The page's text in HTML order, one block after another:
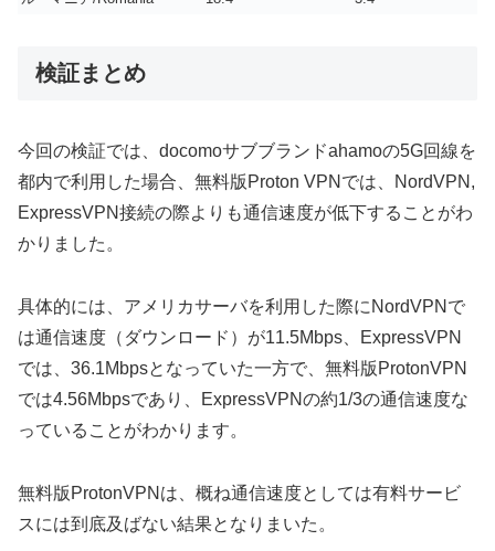
検証まとめ
今回の検証では、docomoサブブランドahamoの5G回線を
都内で利用した場合、無料版Proton VPNでは、NordVPN,
ExpressVPN接続の際よりも通信速度が低下することがわ
かりました。
具体的には、アメリカサーバを利用した際にNordVPNで
は通信速度（ダウンロード）が11.5Mbps、ExpressVPN
では、36.1Mbpsとなっていた一方で、無料版ProtonVPN
では4.56Mbpsであり、ExpressVPNの約1/3の通信速度な
っていることがわかります。
無料版ProtonVPNは、概ね通信速度としては有料サービ
スには到底及ばない結果となりまいた。